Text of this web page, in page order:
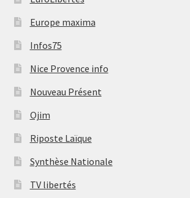
Europe maxima
Infos75
Nice Provence info
Nouveau Présent
Ojim
Riposte Laïque
Synthèse Nationale
TV libertés